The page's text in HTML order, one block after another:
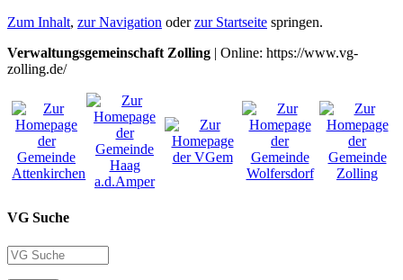
Zum Inhalt, zur Navigation oderzur Startseite springen.
Verwaltungsgemeinschaft Zolling | Online: https://www.vg-
zolling.de/
VG Suche